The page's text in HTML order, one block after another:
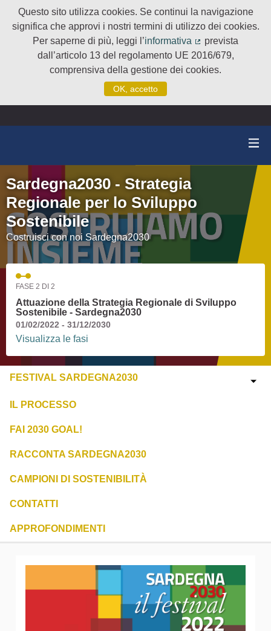
Questo sito utilizza cookies. Se continui la navigazione
significa che approvi i nostri termini di utilizzo dei cookies.
Per saperne di più, leggi l’informativa
(Collegamento
prevista
dall’articolo 13 del regolamento UE 2016/679,
comprensiva della gestione dei cookies.
OK, accetto
Sardegna2030 - Strategia
Regionale per lo Sviluppo
Sostenibile
Costruisci con noi Sardegna2030
FASE 2 DI 2
Attuazione della Strategia Regionale di Sviluppo
Sostenibile - Sardegna2030
01/02/2022 - 31/12/2030
Visualizza le fasi
FESTIVAL SARDEGNA2030
IL PROCESSO
FAI 2030 GOAL!
RACCONTA SARDEGNA2030
CAMPIONI DI SOSTENIBILITÀ
CONTATTI
APPROFONDIMENTI